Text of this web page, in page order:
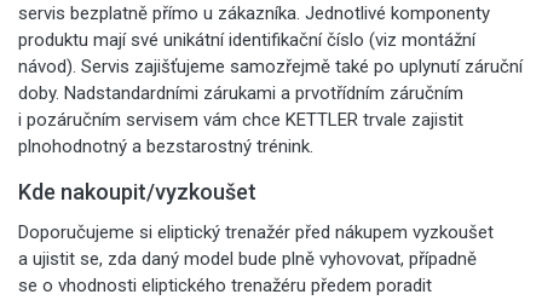
servis bezplatně přímo u zákazníka. Jednotlivé komponenty
produktu mají své unikátní identifikační číslo (viz montážní
návod). Servis zajišťujeme samozřejmě také po uplynutí záruční
doby. Nadstandardními zárukami a prvotřídním záručním
i pozáručním servisem vám chce KETTLER trvale zajistit
plnohodnotný a bezstarostný trénink.
Kde nakoupit/vyzkoušet
Doporučujeme si eliptický trenažér před nákupem vyzkoušet
a ujistit se, zda daný model bude plně vyhovovat, případně
se o vhodnosti eliptického trenažéru předem poradit